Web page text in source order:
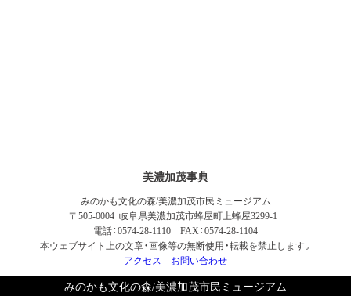
美濃加茂事典
みのかも文化の森/美濃加茂市民ミュージアム
〒505-0004 岐阜県美濃加茂市蜂屋町上蜂屋3299-1
電話：0574-28-1110 FAX：0574-28-1104
本ウェブサイト上の文章・画像等の無断使用・転載を禁止します。
アクセス
お問い合わせ
みのかも文化の森/美濃加茂市民ミュージアム